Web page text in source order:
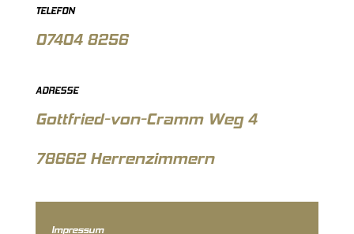
TELEFON
07404 8256
ADRESSE
Gottfried-von-Cramm Weg 4
78662 Herrenzimmern
Impressum